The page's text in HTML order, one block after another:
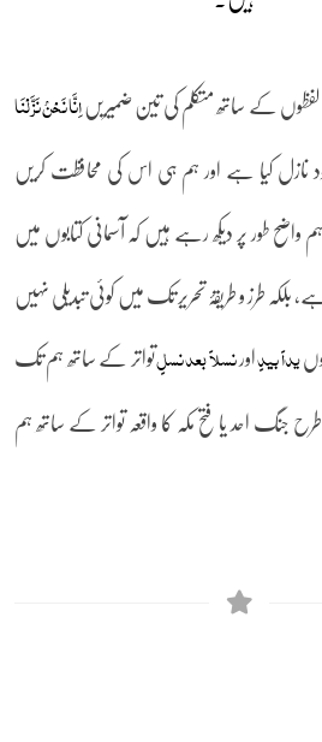
اِنَّا نَحۡنُ نَزَّلۡنَا
نازل کیا ہے اور ہم ہی اس کی محافظت کریں
طور پر دیکھ رہے ہیں کہ آسمانی کتابوں میں
بلکہ طرز و طریقۂ تحریر تک میں کوئی تبدیلی نہیں
یداً بیدٍاورنسلاً بعد نسلٍتواتر کے ساتھ ہم تک
احد یا فتح مکہ کا واقعہ تواتر کے ساتھ ہم